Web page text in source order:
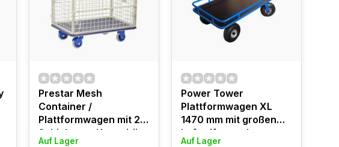
Prestar Mesh
Container /
Plattformwagen mit 2
Schiebern - Kapazität
Auf Lager
Power Tower
Plattformwagen XL
1470 mm mit großen
Luftreifen und
Auf Lager